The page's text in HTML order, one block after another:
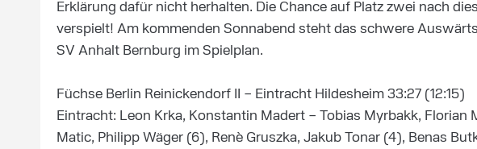
Erklärung dafür nicht herhalten. Die Chance auf Platz zwei nach
verspielt! Am kommenden Sonnabend steht das schwere
SV Anhalt Bernburg im Spielplan.
Füchse Berlin Reinickendorf II – Eintracht Hildesheim 33:27 (12:15)
Eintracht: Leon Krka, Konstantin Madert – Tobias Myrbakk, Florian
Matic, Philipp Wäger (6), Renè Gruszka, Jakub Tonar (4), Benas